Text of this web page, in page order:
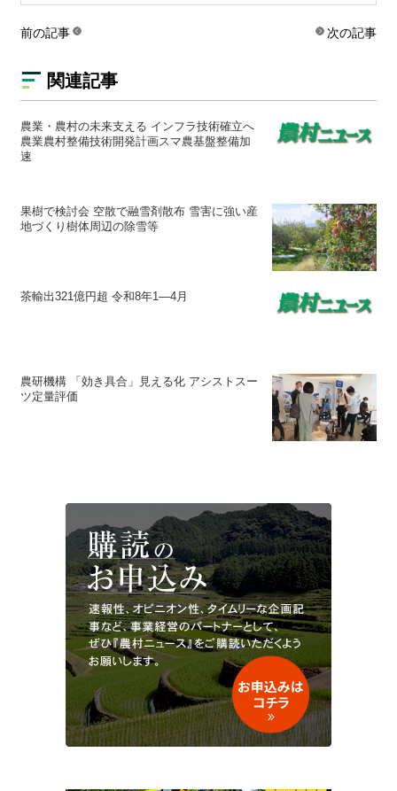
前の記事 次の記事
関連記事
農業・農村の未来支える インフラ技術確立へ
農業農村整備技術開発計画スマ農基盤整備加
速
果樹で検討会 空散で融雪剤散布 雪害に強い産
地づくり樹体周辺の除雪等
茶輸出321億円超 令和8年1―4月
農研機構 「効き具合」見える化 アシストスー
ツ定量評価